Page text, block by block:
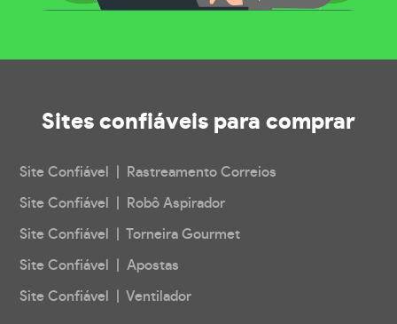
Sites confiáveis para comprar
Site Confiável | Rastreamento Correios
Site Confiável | Robô Aspirador
Site Confiável | Torneira Gourmet
Site Confiável | Apostas
Site Confiável | Ventilador